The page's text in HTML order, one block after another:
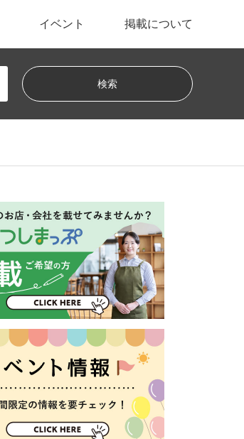
イベント 掲載について